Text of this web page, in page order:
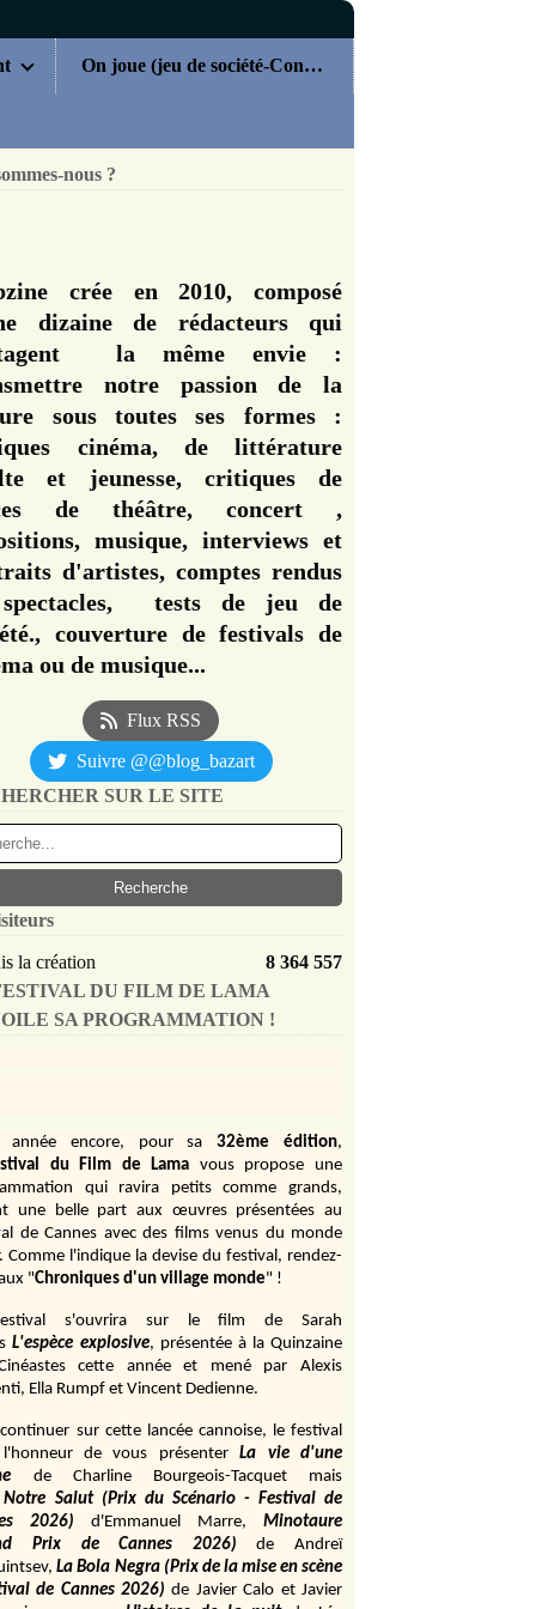
On joue (jeu de société-Concours)
nous ?
crée en 2010, composé
dizaine de rédacteurs qui
la même envie :
notre passion de la
sous toutes ses formes :
cinéma, de littérature
et jeunesse, critiques de
de théâtre, concert ,
musique, interviews et
d'artistes, comptes rendus
tests de jeu de
couverture de festivals de
ou de musique...
Flux RSS
Suivre @@blog_bazart
SUR LE SITE
la création
8 364 557
DU FILM DE LAMA
SA PROGRAMMATION !
année encore, pour sa 32ème édition,
du Film de Lama vous propose une
qui ravira petits comme grands,
une belle part aux œuvres présentées au
de Cannes avec des films venus du monde
Comme l'indique la devise du festival, rendez-
"Chroniques d'un village monde" !
s'ouvrira sur le film de Sarah
L'espèce explosive, présentée à la Quinzaine
cette année et mené par Alexis
Ella Rumpf et Vincent Dedienne.
sur cette lancée cannoise, le festival
de vous présenter
La vie d'une
de Charline Bourgeois-Tacquet
mais
Notre Salut (Prix du Scénario - Festival de
2026)
d'Emmanuel Marre,
Minotaure
Prix de Cannes 2026)
de Andreï
La Bola Negra (Prix de la mise en scène
de Cannes 2026) de Javier Calo et Javier